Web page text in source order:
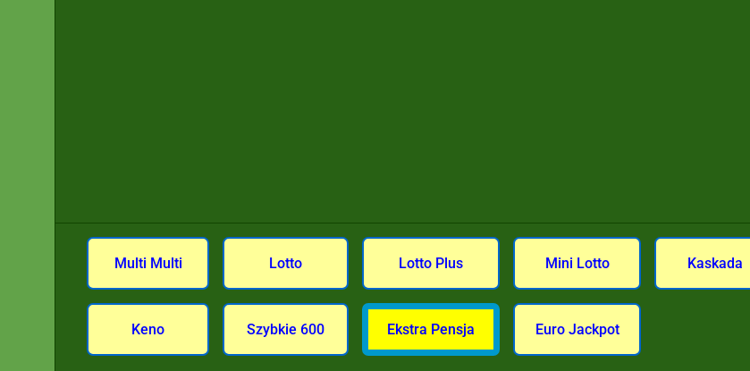
Multi Multi Lotto Lotto Plus Mini Lotto Kaskada
Keno Szybkie 600 Ekstra Pensja Euro Jackpot